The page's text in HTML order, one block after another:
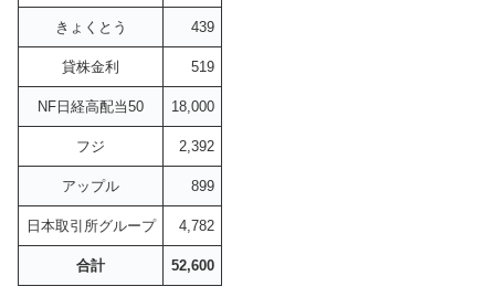
きょくとう 439
貸株金利 519
NF日経高配当50 18,000
フジ 2,392
アップル 899
日本取引所グループ 4,782
合計 52,600